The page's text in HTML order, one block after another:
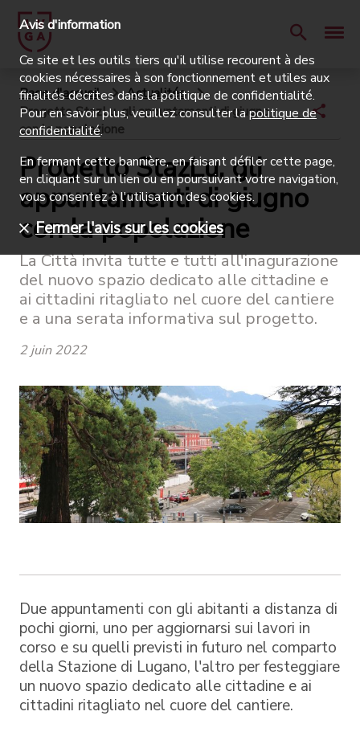
Page d'accueil
Actualités
Progetto StazLu, gli appuntamenti di giugno
con la popolazione
Progetto StazLu, gli
appuntamenti di giugno
con la popolazione
La Città invita tutte e tutti all'inagurazione
del nuovo spazio dedicato alle cittadine e
ai cittadini ritagliato nel cuore del cantiere
e a una serata informativa sul progetto.
2 juin 2022
Due appuntamenti con gli abitanti a distanza di
pochi giorni, uno per aggiornarsi sui lavori in
corso e su quelli previsti in futuro nel comparto
della Stazione di Lugano, l'altro per festeggiare
un nuovo spazio dedicato alle cittadine e ai
cittadini ritagliato nel cuore del cantiere.
Avis d'information
Ce site et les outils tiers qu'il utilise recourent à des
cookies nécessaires à son fonctionnement et utiles aux
finalités décrites dans la politique de confidentialité.
Pour en savoir plus, veuillez consulter lapolitique de
confidentialité.
En fermant cette bannière, en faisant défiler cette page,
en cliquant sur un lien ou en poursuivant votre navigation,
vous consentez à l'utilisation des cookies.
Fermer l'avis sur les cookies